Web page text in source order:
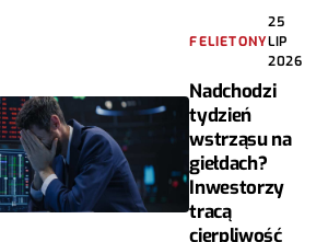
FELIETONY
25
LIP
2026
Nadchodzi
tydzień
wstrząsu na
giełdach?
Inwestorzy
tracą
cierpliwość